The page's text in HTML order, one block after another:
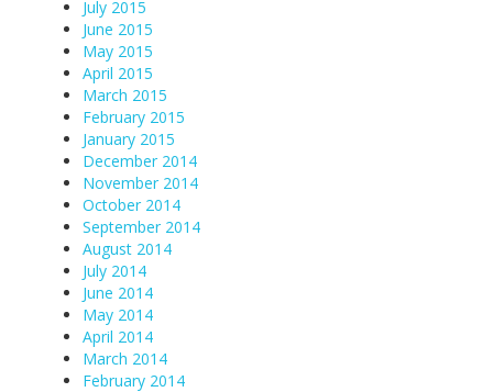
July 2015
June 2015
May 2015
April 2015
March 2015
February 2015
January 2015
December 2014
November 2014
October 2014
September 2014
August 2014
July 2014
June 2014
May 2014
April 2014
March 2014
February 2014